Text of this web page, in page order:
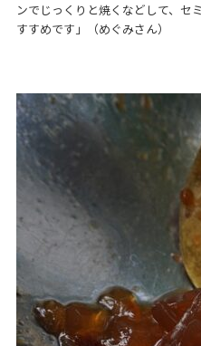
ンでじっくりと焼くなどして、セ
すすめです」（めぐみさん）